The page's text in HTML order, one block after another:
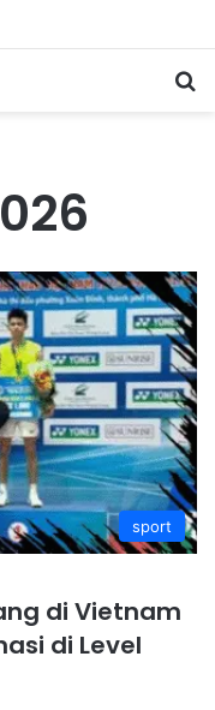
sport
di Vietnam
di Level